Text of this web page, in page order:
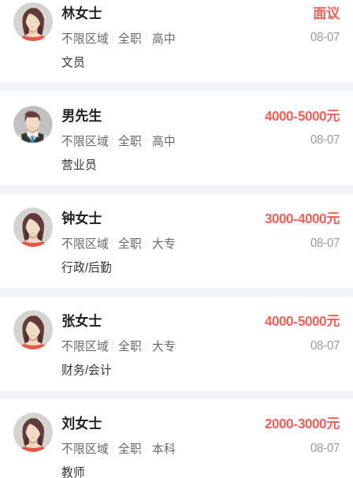
林女士 面议
不限区域 全职 高中
08-07
文员
男先生 4000-5000元
不限区域 全职 高中
08-07
营业员
钟女士 3000-4000元
不限区域 全职 大专
08-07
行政/后勤
张女士 4000-5000元
不限区域 全职 大专
08-07
财务/会计
刘女士 2000-3000元
不限区域 全职 本科
08-07
教师